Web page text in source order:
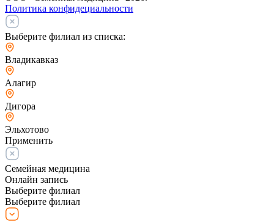
Политика конфидециальности
Выберите филиал из списка:
Владикавказ
Алагир
Дигора
Эльхотово
Применить
Семейная медицина
Онлайн запись
Выберите филиал
Выберите филиал